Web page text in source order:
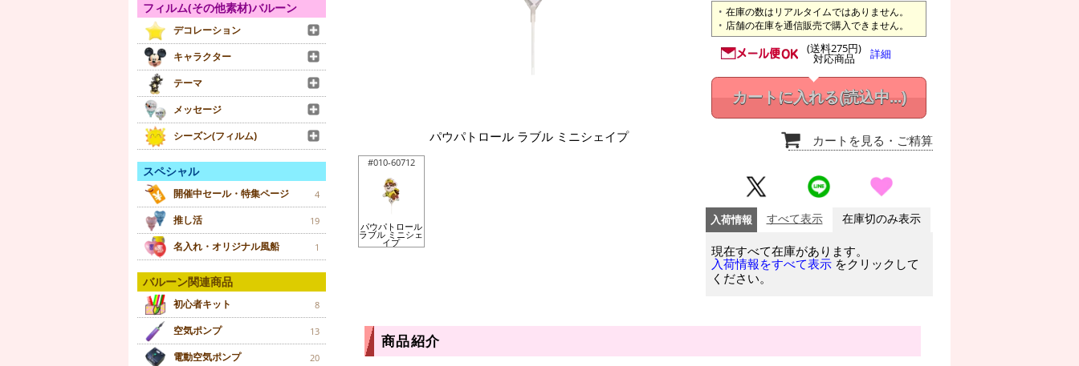
フィルム(その他素材)バルーン
デコレーション
キャラクター
テーマ
メッセージ
シーズン(フィルム)
スペシャル
開催中セール・特集ページ 4
推し活 19
名入れ・オリジナル風船 1
バルーン関連商品
初心者キット 8
空気ポンプ 13
電動空気ポンプ 20
パウパトロール ラブル ミニシェイプ
#010-60712
パウパトロール
ラブル ミニシェ
イプ
在庫の数はリアルタイムではありません。
店舗の在庫を通信販売で購入できません。
(送料275円)
対応商品 詳細
カートに入れる(読込中...)
カートを見る ・ご精算
入荷情報 すべて表示 在庫切のみ表示
現在すべて在庫があります。
入荷情報をすべて表示 をクリックして
ください。
商品紹介